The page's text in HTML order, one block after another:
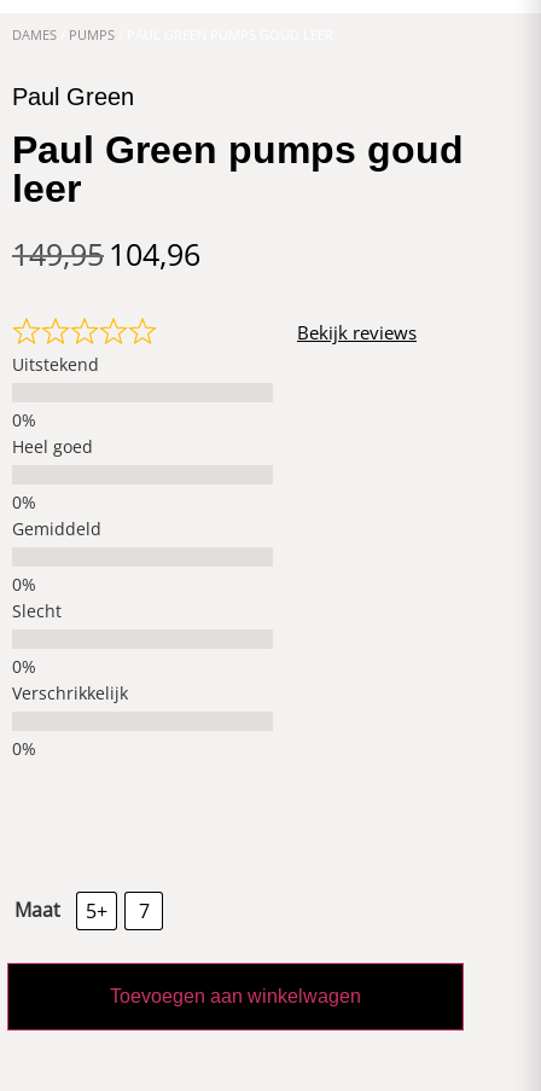
DAMES PUMPS
Paul Green
Paul Green pumps goud
leer
149,95104,96
Uitstekend
Heel goed
Gemiddeld
Slecht
Verschrikkelijk
Bekijk reviews
Maat 5+ 7
Toevoegen aan winkelwagen